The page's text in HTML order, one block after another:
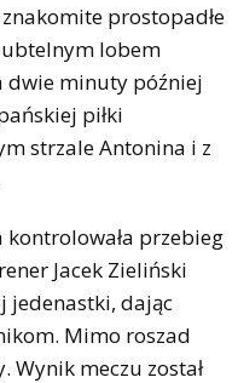
prostopadłe
lobem
dwie minuty później
piłki
strzale Antonina i z
kontrolowała przebieg
Jacek Zieliński
jedenastki, dając
Mimo roszad
meczu został